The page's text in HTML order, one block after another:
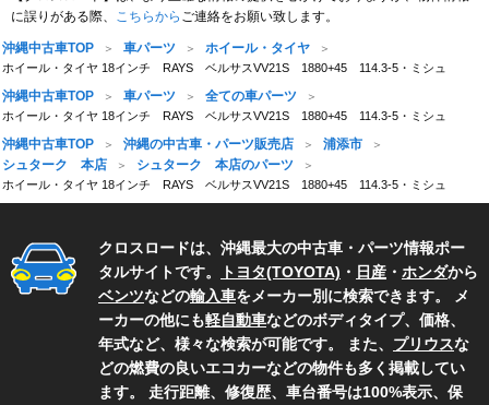
に誤りがある際、 こちらから ご連絡をお願い致します。
沖縄中古車TOP 車パーツ ホイール・タイヤ
ホイール・タイヤ 18インチ RAYS ベルサスVV21S 1880+45 114.3-5・ミシュ
沖縄中古車TOP 車パーツ 全ての車パーツ
ホイール・タイヤ 18インチ RAYS ベルサスVV21S 1880+45 114.3-5・ミシュ
沖縄中古車TOP 沖縄の中古車・パーツ販売店
浦添市
シュターク 本店
シュターク 本店のパーツ
ホイール・タイヤ 18インチ RAYS ベルサスVV21S 1880+45 114.3-5・ミシュ
クロスロードは、沖縄最大の中古車・パーツ情報ポー
タルサイトです。
トヨタ(TOYOTA) ・ 日産 ・ ホンダから
ベンツなどの輸入車をメーカー別に検索できます。 メ
ーカーの他にも軽自動車などのボディタイプ、価格、
年式など、様々な検索が可能です。 また、 プリウスな
どの燃費の良いエコカーなどの物件も多く掲載してい
ます。 走行距離、修復歴、車台番号は100%表示、保